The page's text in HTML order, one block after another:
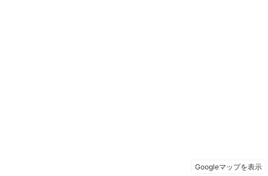
Googleマップを表示